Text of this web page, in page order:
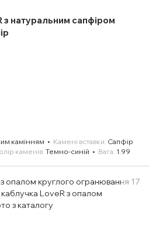
з натуральним сапфіром
камінням Камені вставки Сапфір
каменів Темно-синій Вага 1.99